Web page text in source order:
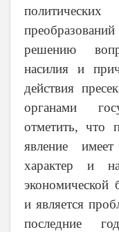
решению
насилия и
действия
органами
отметить, что
явление
характер и
экономической
и является
последние